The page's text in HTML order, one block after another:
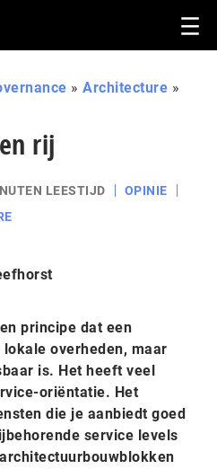
» Architecture »
rij
LEESTIJD
OPINIE
principe dat een
overheden, maar
is. Het heeft veel
oriëntatie. Het
die je aanbiedt goed
service levels